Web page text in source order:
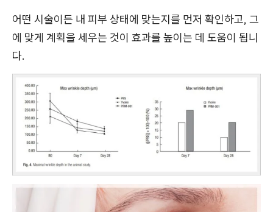
어떤 시술이든 내 피부 상태에 맞는지를 먼저 확인하고, 그
에 맞게 계획을 세우는 것이 효과를 높이는 데 도움이 됩니
다.